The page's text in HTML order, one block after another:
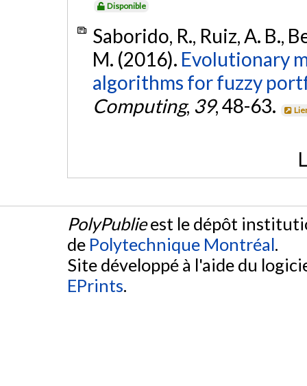
Disponible
Saborido, R., Ruiz, A. B.,
M. (2016). Evolutionary
algorithms for fuzzy
Computing, 39, 48-63.
PolyPublieest le dépôt
de Polytechnique Montréal.
Site développé à l'aide du
EPrints.